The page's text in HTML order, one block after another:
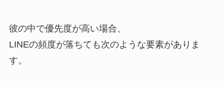
彼の中で優先度が高い場合、
LINEの頻度が落ちても次のような要素がありま
す。